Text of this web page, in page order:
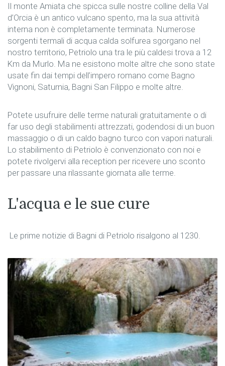
Il monte Amiata che spicca sulle nostre colline della Val
d’Orcia è un antico vulcano spento, ma la sua attività
interna non è completamente terminata. Numerose
sorgenti termali di acqua calda solfurea sgorgano nel
nostro territorio, Petriolo una tra le più caldesi trova a 12
Km da Murlo. Ma ne esistono molte altre che sono state
usate fin dai tempi dell’impero romano come Bagno
Vignoni, Saturnia, Bagni San Filippo e molte altre.
Potete usufruire delle terme naturali gratuitamente o di
far uso degli stabilimenti attrezzati, godendosi di un buon
massaggio o di un caldo bagno turco con vapori naturali.
Lo stabilimento di Petriolo è convenzionato con noi e
potete rivolgervi alla reception per ricevere uno sconto
per passare una rilassante giornata alle terme.
L'acqua e le sue cure
Le prime notizie di Bagni di Petriolo risalgono al 1230.